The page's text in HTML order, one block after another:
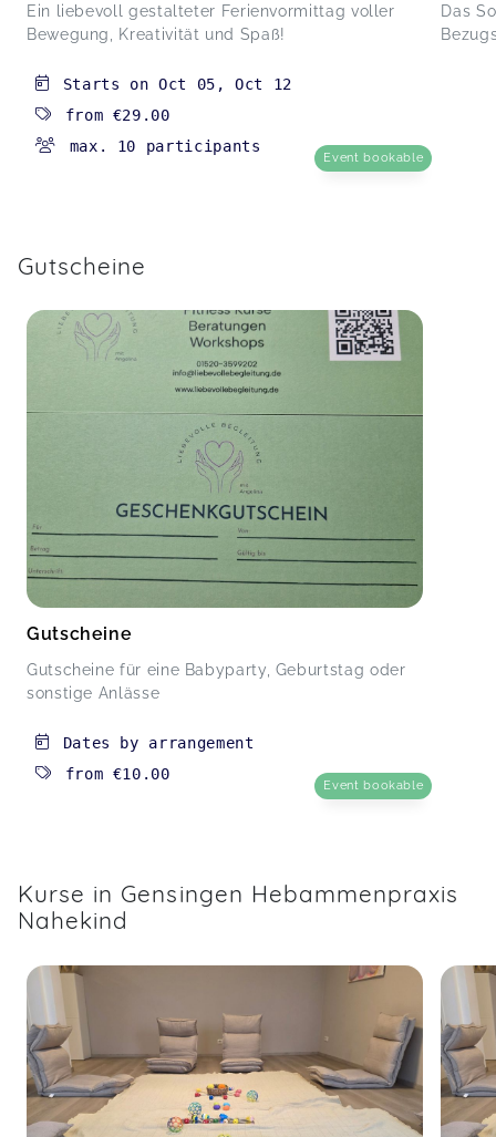
Ein liebevoll gestalteter Ferienvormittag voller
Bewegung, Kreativität und Spaß!
Starts onOct 05 ,Oct 12
from €29.00
max. 10 participants
Event bookable
Das
Gutscheine
Gutscheine
Gutscheine für eine Babyparty, Geburtstag oder
sonstige Anlässe
Dates by arrangement
from €10.00
Event bookable
Kurse in Gensingen Hebammenpraxis
Nahekind